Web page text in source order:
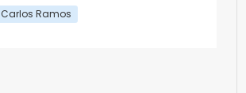
Carlos Ramos